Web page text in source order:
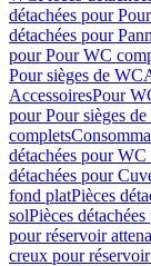
détachées pour
détachées pour
pour Pour WC
Pour sièges de WC
AccessoiresPour
pour Pour sièges
complets
détachées pour WC
détachées pour
fond platPièces
solPièces
pour réservoir
creux pour